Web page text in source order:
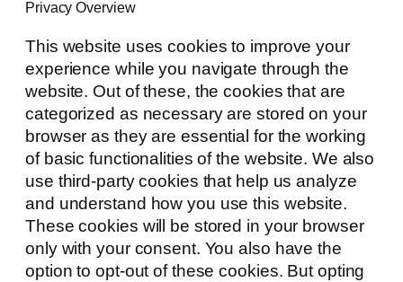
Privacy Overview
This website uses cookies to improve your
experience while you navigate through the
website. Out of these, the cookies that are
categorized as necessary are stored on your
browser as they are essential for the working
of basic functionalities of the website. We also
use third-party cookies that help us analyze
and understand how you use this website.
These cookies will be stored in your browser
only with your consent. You also have the
option to opt-out of these cookies. But opting